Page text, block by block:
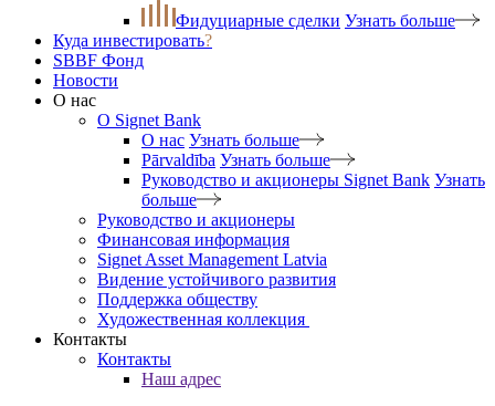
Фидуциарные сделки Узнать больше
Куда инвестировать?
SBBF Фонд
Новости
О нас
O Signet Bank
О нас Узнать больше
Pārvaldība Узнать больше
Руководство и акционеры Signet Bank Узнать
больше
Руководство и акционеры
Финансовая информация
Signet Asset Management Latvia
Видение устойчивого развития
Поддержка обществу
Художественная коллекция
Контакты
Контакты
Наш адрес